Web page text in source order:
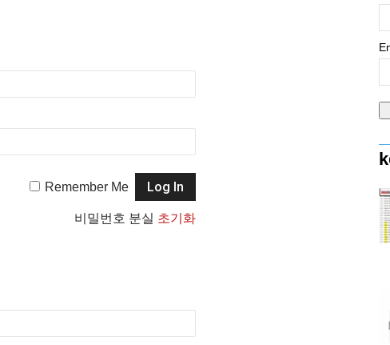
Remember Me
비밀번호 분실 초기화